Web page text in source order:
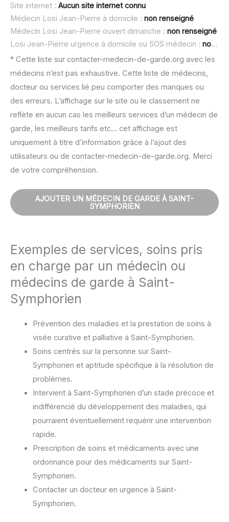
Site internet : Aucun site internet connu
Médecin Losi Jean-Pierre à domicile : non renseigné
Médecin Losi Jean-Pierre ouvert dimanche : non renseigné
Losi Jean-Pierre urgence à domicile ou SOS médecin : non renseigné
* Cette liste sur contacter-medecin-de-garde.org avec les
médecins n’est pas exhaustive. Cette liste de médecins,
docteur ou services lié peu comporter des manques ou
des erreurs. L’affichage sur le site ou le classement ne
reflète en aucun cas les meilleurs services d’un médecin de
garde, les meilleurs tarifs etc… cet affichage est
uniquement à titre d’information grâce à l’ajout des
utilisateurs ou de contacter-medecin-de-garde.org. Merci
de votre compréhension.
AJOUTER UN MÉDECIN DE GARDE À SAINT-
SYMPHORIEN
Exemples de services, soins pris
en charge par un médecin ou
médecins de garde à Saint-
Symphorien
Prévention des maladies et la prestation de soins à
visée curative et palliative à Saint-Symphorien.
Soins centrés sur la personne sur Saint-
Symphorien et aptitude spécifique à la résolution de
problèmes.
Intervient à Saint-Symphorien d’un stade précoce et
indifférencié du développement des maladies, qui
pourraient éventuellement requérir une intervention
rapide.
Prescription de soins et médicaments avec une
ordonnance pour des médicaments sur Saint-
Symphorien.
Contacter un docteur en urgence à Saint-
Symphorien.